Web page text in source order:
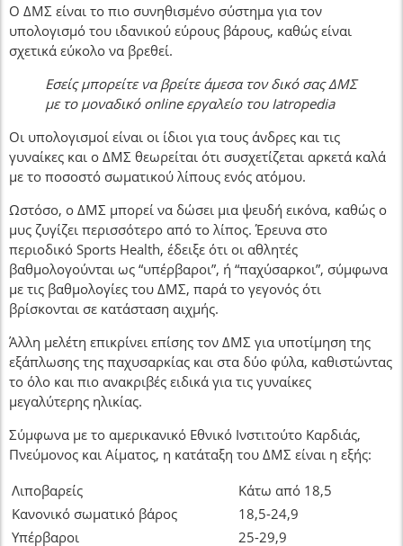
Ο ΔΜΣ είναι το πιο συνηθισμένο σύστημα για τον
υπολογισμό του ιδανικού εύρους βάρους, καθώς είναι
σχετικά εύκολο να βρεθεί.
Εσείς μπορείτε να βρείτε άμεσα τον δικό σας ΔΜΣ
με το μοναδικό online εργαλείο του Iatropedia
Οι υπολογισμοί είναι οι ίδιοι για τους άνδρες και τις
γυναίκες και ο ΔΜΣ θεωρείται ότι συσχετίζεται αρκετά καλά
με το ποσοστό σωματικού λίπους ενός ατόμου.
Ωστόσο, ο ΔΜΣ μπορεί να δώσει μια ψευδή εικόνα, καθώς ο
μυς ζυγίζει περισσότερο από το λίπος. Έρευνα στο
περιοδικό Sports Health, έδειξε ότι οι αθλητές
βαθμολογούνται ως “υπέρβαροι”, ή “παχύσαρκοι”, σύμφωνα
με τις βαθμολογίες του ΔΜΣ, παρά το γεγονός ότι
βρίσκονται σε κατάσταση αιχμής.
Άλλη μελέτη επικρίνει επίσης τον ΔΜΣ για υποτίμηση της
εξάπλωσης της παχυσαρκίας και στα δύο φύλα, καθιστώντας
το όλο και πιο ανακριβές ειδικά για τις γυναίκες
μεγαλύτερης ηλικίας.
Σύμφωνα με το αμερικανικό Εθνικό Ινστιτούτο Καρδιάς,
Πνεύμονος και Αίματος, η κατάταξη του ΔΜΣ είναι η εξής:
Λιποβαρείς
Κάτω από 18,5
Κανονικό σωματικό βάρος
18,5-24,9
Υπέρβαροι
25-29,9